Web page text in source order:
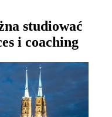
studiować
i coaching